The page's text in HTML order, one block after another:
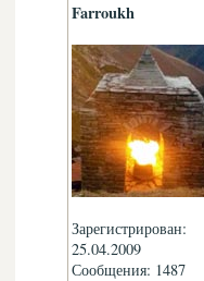
Farroukh
Зарегистрирован:
25.04.2009
Сообщения: 1487